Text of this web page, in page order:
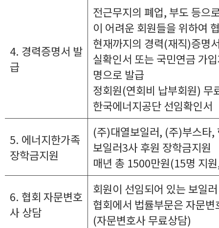
4. 경력증명서 발
급
전근무지의 폐업, 부도 등으
이 어려운 회원들을 위하여
현재까지의 경력(재직)증명
실확인서 또는 국민연금 가
명으로 발급
정회원(연회비 납부회원) 무
한국에너지공단 선임확인서
5. 에너지한가족
장학금지원
(주)대열보일러, (주)부스타
보일러3사 후원 장학금지원
매년 총 1500만원(15명 지
6. 협회 자문변호
사 상담
회원이 선임되어 있는 보일
협회에서 법률부문은 자문
(자문변호사 무료상담)